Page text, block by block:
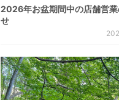
2026年お盆期間中の店舗営業
せ